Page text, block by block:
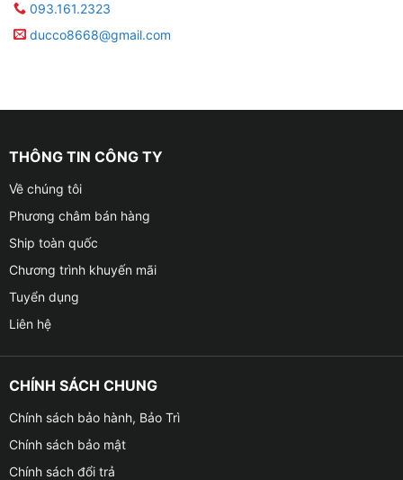
093.161.2323
ducco8668@gmail.com
THÔNG TIN CÔNG TY
Về chúng tôi
Phương châm bán hàng
Ship toàn quốc
Chương trình khuyến mãi
Tuyển dụng
Liên hệ
CHÍNH SÁCH CHUNG
Chính sách bảo hành, Bảo Trì
Chính sách bảo mật
Chính sách đổi trả